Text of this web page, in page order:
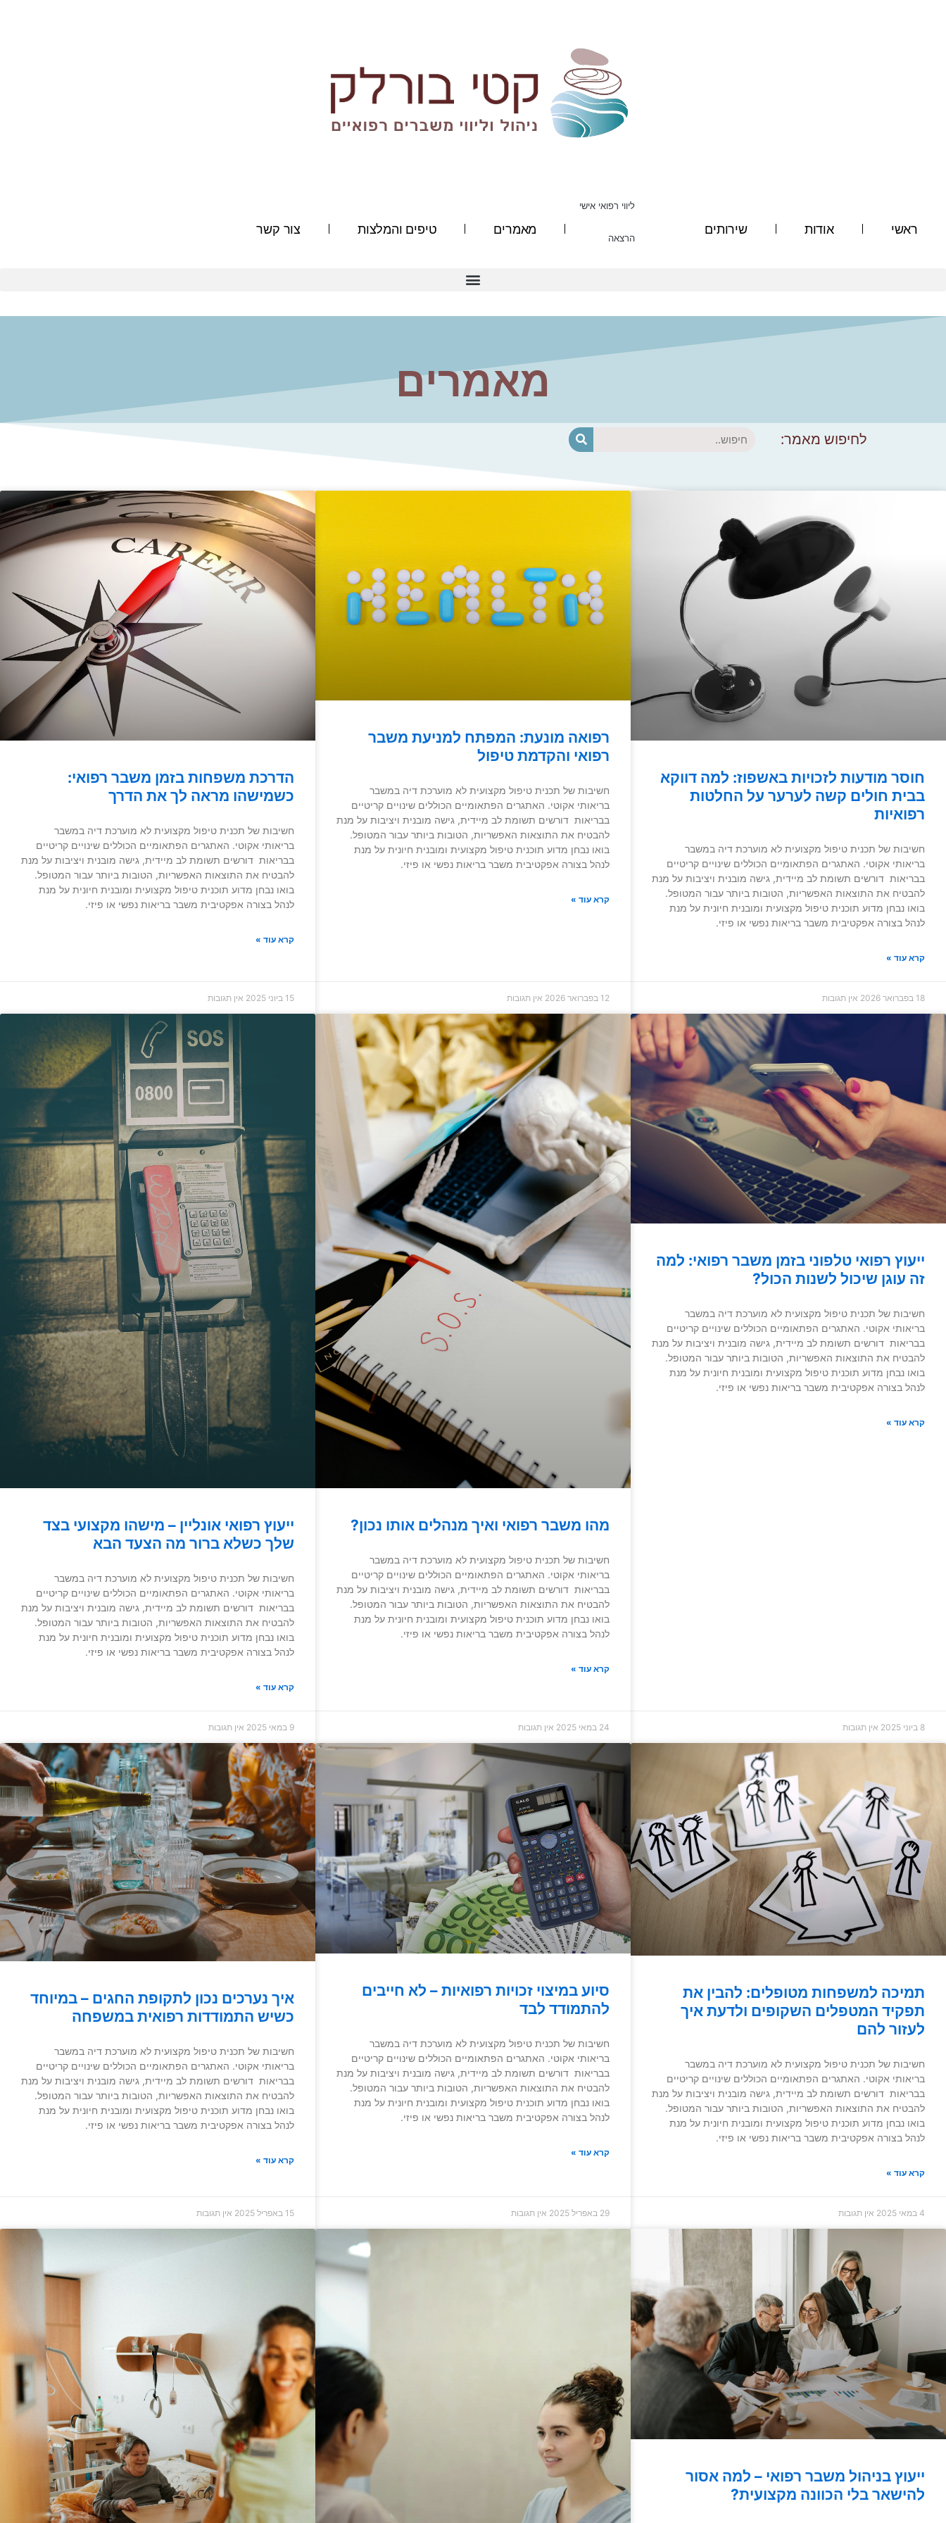
ראשי אודות שירותים
ליווי רפואי אישי
הרצאה
מאמרים טיפים והמלצות צור קשר
מאמרים
לחיפוש מאמר: חיפוש
חוסר מודעות לזכויות באשפוז: למה דווקא
בבית חולים קשה לערער על החלטות
רפואיות
חשיבות של תכנית טיפול מקצועית לא מוערכת דיה במשבר
בריאותי אקוטי. האתגרים הפתאומיים הכוללים שינויים קריטיים
בבריאות דורשים תשומת לב מיידית, גישה מובנית ויציבות על מנת
להבטיח את התוצאות האפשריות, הטובות ביותר עבור המטופל.
בואו נבחן מדוע תוכנית טיפול מקצועית ומובנית חיונית על מנת
לנהל בצורה אפקטיבית משבר בריאות נפשי או פיזי.
קרא עוד »
18 בפברואר 2026 אין תגובות
רפואה מונעת: המפתח למניעת משבר
רפואי והקדמת טיפול
חשיבות של תכנית טיפול מקצועית לא מוערכת דיה במשבר
בריאותי אקוטי. האתגרים הפתאומיים הכוללים שינויים קריטיים
בבריאות דורשים תשומת לב מיידית, גישה מובנית ויציבות על מנת
להבטיח את התוצאות האפשריות, הטובות ביותר עבור המטופל.
בואו נבחן מדוע תוכנית טיפול מקצועית ומובנית חיונית על מנת
לנהל בצורה אפקטיבית משבר בריאות נפשי או פיזי.
קרא עוד »
12 בפברואר 2026 אין תגובות
הדרכת משפחות בזמן משבר רפואי:
כשמישהו מראה לך את הדרך
חשיבות של תכנית טיפול מקצועית לא מוערכת דיה במשבר
בריאותי אקוטי. האתגרים הפתאומיים הכוללים שינויים קריטיים
בבריאות דורשים תשומת לב מיידית, גישה מובנית ויציבות על מנת
להבטיח את התוצאות האפשריות, הטובות ביותר עבור המטופל.
בואו נבחן מדוע תוכנית טיפול מקצועית ומובנית חיונית על מנת
לנהל בצורה אפקטיבית משבר בריאות נפשי או פיזי.
קרא עוד »
15 ביוני 2025 אין תגובות
ייעוץ רפואי טלפוני בזמן משבר רפואי: למה
זה עוגן שיכול לשנות הכול?
חשיבות של תכנית טיפול מקצועית לא מוערכת דיה במשבר
בריאותי אקוטי. האתגרים הפתאומיים הכוללים שינויים קריטיים
בבריאות דורשים תשומת לב מיידית, גישה מובנית ויציבות על מנת
להבטיח את התוצאות האפשריות, הטובות ביותר עבור המטופל.
בואו נבחן מדוע תוכנית טיפול מקצועית ומובנית חיונית על מנת
לנהל בצורה אפקטיבית משבר בריאות נפשי או פיזי.
קרא עוד »
8 ביוני 2025 אין תגובות
מהו משבר רפואי ואיך מנהלים אותו נכון?
חשיבות של תכנית טיפול מקצועית לא מוערכת דיה במשבר
בריאותי אקוטי. האתגרים הפתאומיים הכוללים שינויים קריטיים
בבריאות דורשים תשומת לב מיידית, גישה מובנית ויציבות על מנת
להבטיח את התוצאות האפשריות, הטובות ביותר עבור המטופל.
בואו נבחן מדוע תוכנית טיפול מקצועית ומובנית חיונית על מנת
לנהל בצורה אפקטיבית משבר בריאות נפשי או פיזי.
קרא עוד »
24 במאי 2025 אין תגובות
ייעוץ רפואי אונליין – מישהו מקצועי בצד
שלך כשלא ברור מה הצעד הבא
חשיבות של תכנית טיפול מקצועית לא מוערכת דיה במשבר
בריאותי אקוטי. האתגרים הפתאומיים הכוללים שינויים קריטיים
בבריאות דורשים תשומת לב מיידית, גישה מובנית ויציבות על מנת
להבטיח את התוצאות האפשריות, הטובות ביותר עבור המטופל.
בואו נבחן מדוע תוכנית טיפול מקצועית ומובנית חיונית על מנת
לנהל בצורה אפקטיבית משבר בריאות נפשי או פיזי.
קרא עוד »
9 במאי 2025 אין תגובות
תמיכה למשפחות מטופלים: להבין את
תפקיד המטפלים השקופים ולדעת איך
לעזור להם
חשיבות של תכנית טיפול מקצועית לא מוערכת דיה במשבר
בריאותי אקוטי. האתגרים הפתאומיים הכוללים שינויים קריטיים
בבריאות דורשים תשומת לב מיידית, גישה מובנית ויציבות על מנת
להבטיח את התוצאות האפשריות, הטובות ביותר עבור המטופל.
בואו נבחן מדוע תוכנית טיפול מקצועית ומובנית חיונית על מנת
לנהל בצורה אפקטיבית משבר בריאות נפשי או פיזי.
קרא עוד »
4 במאי 2025 אין תגובות
סיוע במיצוי זכויות רפואיות – לא חייבים
להתמודד לבד
חשיבות של תכנית טיפול מקצועית לא מוערכת דיה במשבר
בריאותי אקוטי. האתגרים הפתאומיים הכוללים שינויים קריטיים
בבריאות דורשים תשומת לב מיידית, גישה מובנית ויציבות על מנת
להבטיח את התוצאות האפשריות, הטובות ביותר עבור המטופל.
בואו נבחן מדוע תוכנית טיפול מקצועית ומובנית חיונית על מנת
לנהל בצורה אפקטיבית משבר בריאות נפשי או פיזי.
קרא עוד »
29 באפריל 2025 אין תגובות
איך נערכים נכון לתקופת החגים – במיוחד
כשיש התמודדות רפואית במשפחה
חשיבות של תכנית טיפול מקצועית לא מוערכת דיה במשבר
בריאותי אקוטי. האתגרים הפתאומיים הכוללים שינויים קריטיים
בבריאות דורשים תשומת לב מיידית, גישה מובנית ויציבות על מנת
להבטיח את התוצאות האפשריות, הטובות ביותר עבור המטופל.
בואו נבחן מדוע תוכנית טיפול מקצועית ומובנית חיונית על מנת
לנהל בצורה אפקטיבית משבר בריאות נפשי או פיזי.
קרא עוד »
15 באפריל 2025 אין תגובות
ייעוץ בניהול משבר רפואי – למה אסור
להישאר בלי הכוונה מקצועית?